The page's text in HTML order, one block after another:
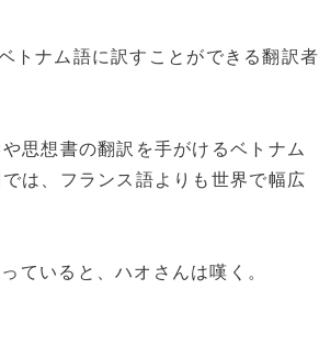
トナム語に訳すことができる翻訳者
思想書の翻訳を手がけるベトナム
は、フランス語よりも世界で幅広
ていると、ハオさんは嘆く。